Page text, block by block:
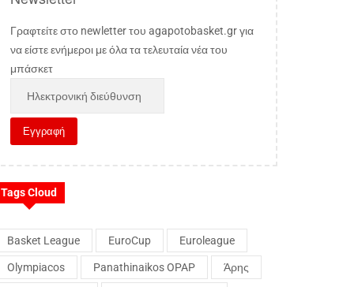
Γραφτείτε στο newletter του agapotobasket.gr για
να είστε ενήμεροι με όλα τα τελευταία νέα του
μπάσκετ
Tags Cloud
Basket League EuroCup Euroleague
Olympiacos Panathinaikos OPAP Άρης